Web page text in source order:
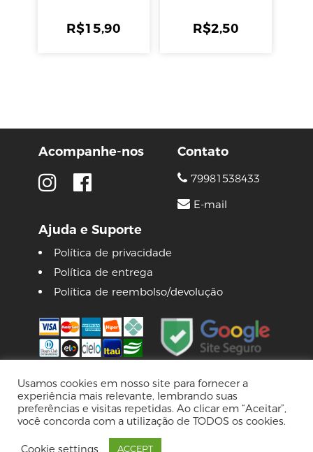
R$15,90 R$2,50
Acompanhe-nos
Ajuda e Suporte
Política de privacidade
Política de entrega
Política de reembolso/devolução
Contato
79981538433
E-mail
© 2026 Lojas Pinguim
Tecnologia Virtuaria
Av. Farmacêutica Cezartina Régis, nº216 Bairro
Usamos cookies em nosso site para fornecer a
experiência mais relevante, lembrando suas
preferências e visitas repetidas. Ao clicar em “Aceitar”,
você concorda com a utilização de TODOS os cookies.
Cookie settings ACCEPT